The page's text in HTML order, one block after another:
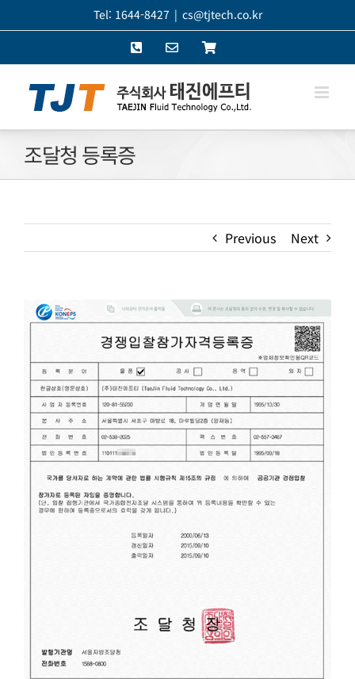
텐
Tel: 1644-8427 | cs@tjtech.co.kr
Phone이
쇼
조달청 등록증
Previous Next
View